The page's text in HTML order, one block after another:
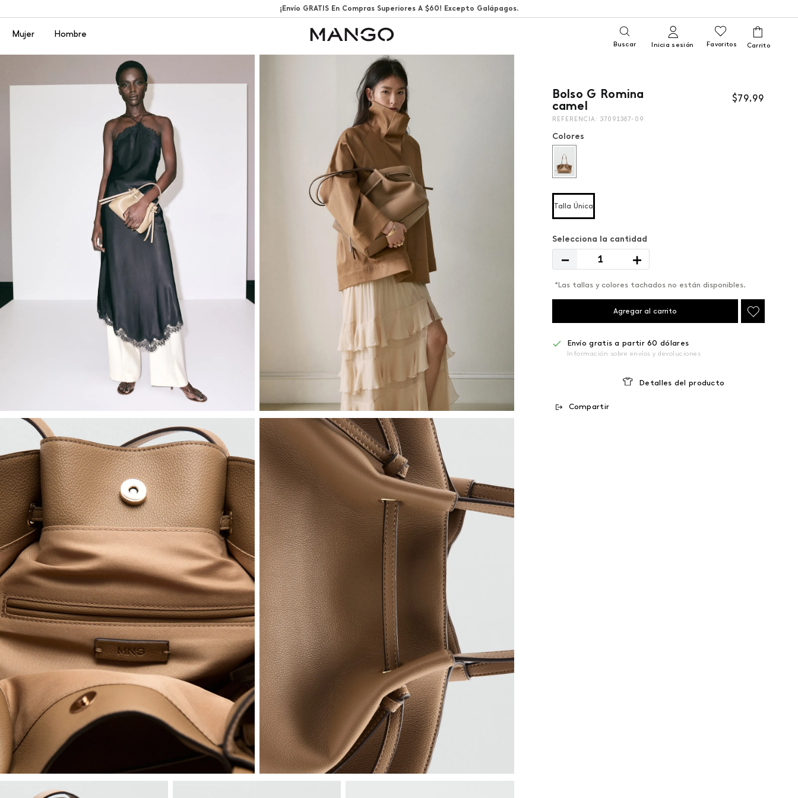
¡Envío GRATIS En Compras Superiores A $60! Excepto Galápagos.
Menú
Mujer Hombre
Buscar Inicia sesión Favoritos
Bolso G Romina
camel
$79,99
REFERENCIA : 37091387-09
Colores
Talla Única
＋
－
*Las tallas y colores tachados no están disponibles.
Agregar al carrito
Envío gratis a partir 60 dólares
Información sobre envíos y devoluciones
Detalles del producto
Compartir